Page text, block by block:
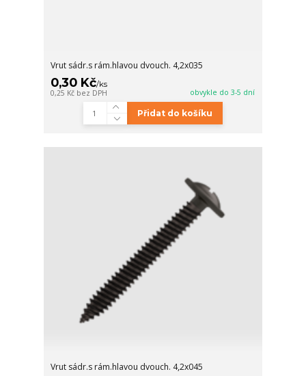
Vrut sádr.s rám.hlavou dvouch. 4,2x035
0,30 Kč/ks
0,25 Kč bez DPH obvykle do 3-5 dní
Přidat do košíku
Vrut sádr.s rám.hlavou dvouch. 4,2x045